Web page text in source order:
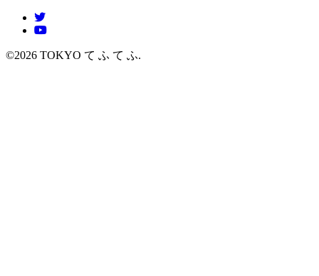
©2026 TOKYO て ふ て ふ.